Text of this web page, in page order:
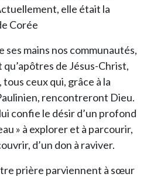
elle était la
Corée
mains nos communautés,
de Jésus-Christ,
ceux qui, grâce à la
rencontreront Dieu.
confie le désir d’un profond
» à explorer et à parcourir,
d’un don à raviver.
prière parviennent à sœur